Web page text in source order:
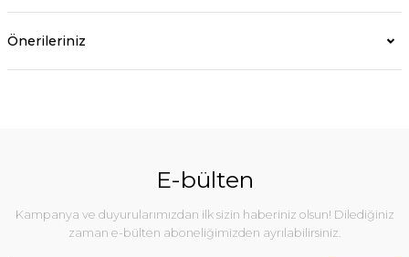
Önerileriniz
E-bülten
Kampanya ve duyurularımızdan ilk sizin haberiniz olsun! Dilediğiniz
zaman e-bülten aboneliğimizden ayrılabilirsiniz.